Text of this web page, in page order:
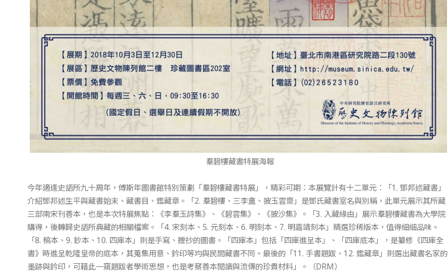
羣碧樓藏書特展海報
今年適逢史語所九十周年，傅斯年圖書館特別策劃「羣碧樓藏書特展」，精彩可期：本展覽計有十二單元：「1. 鄧邦述藏書」
介紹鄧邦述生平與藏書始末、藏書目、鑑藏章。「2. 羣碧樓、三李盦、披玉雲齋」是鄧氏藏書室名與別稱，此單元展示其所藏
三部南宋刊善本，也是本次特展焦點：《李羣玉詩集》、《碧雲集》、《披沙集》。「3. 入藏緣由」展示羣碧樓藏書為大學院
購得，後轉歸史語所典藏的相關檔案。「4. 宋刻本、5. 元刻本、6. 明刻本、7. 明嘉靖刻本」精選珍稀版本，值得細細品味。
「8. 稿本、9. 鈔本、10. 四庫本」則是手寫、謄抄的圖書。「四庫本」包括「四庫進呈本」、「四庫底本」，是纂修《四庫全
書》時進呈乾隆皇帝的底本，其蒐集用意、鈐印等均與民間藏書不同。最後的「11. 手書題跋、12. 鑑藏章」則選出藏書名家的
墨跡與鈐印，可藉此一窺題跋者學術思想，也是考察善本閱讀與流傳的珍貴材料」。（DRM）